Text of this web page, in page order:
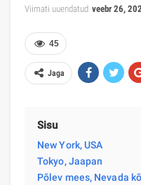
Viimati uuendatud veebr 26,
45
Jaga
Sisu
New York, USA
Tokyo, Jaapan
Põlev mees, Nevada